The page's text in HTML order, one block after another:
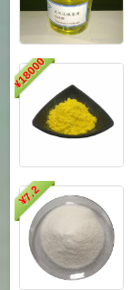
¥
18000
¥
7.2